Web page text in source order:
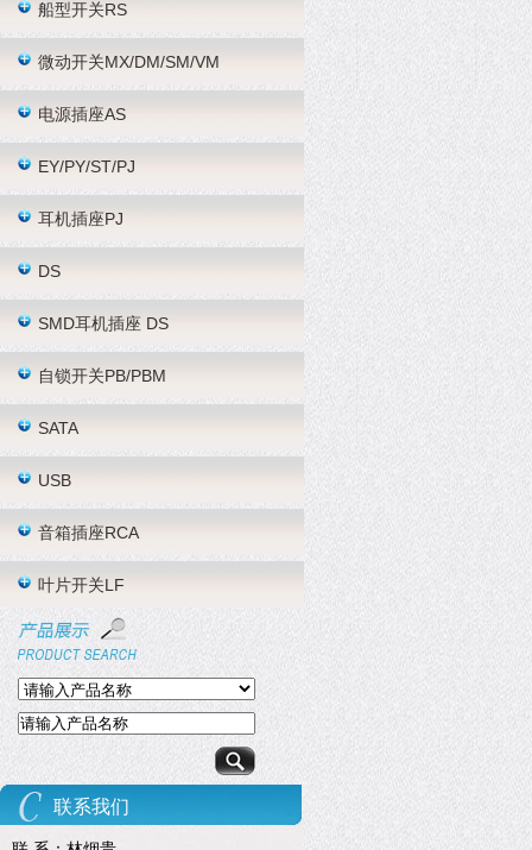
船型开关RS
微动开关MX/DM/SM/VM
电源插座AS
EY/PY/ST/PJ
耳机插座PJ
DS
SMD耳机插座 DS
自锁开关PB/PBM
SATA
USB
音箱插座RCA
叶片开关LF
联系我们